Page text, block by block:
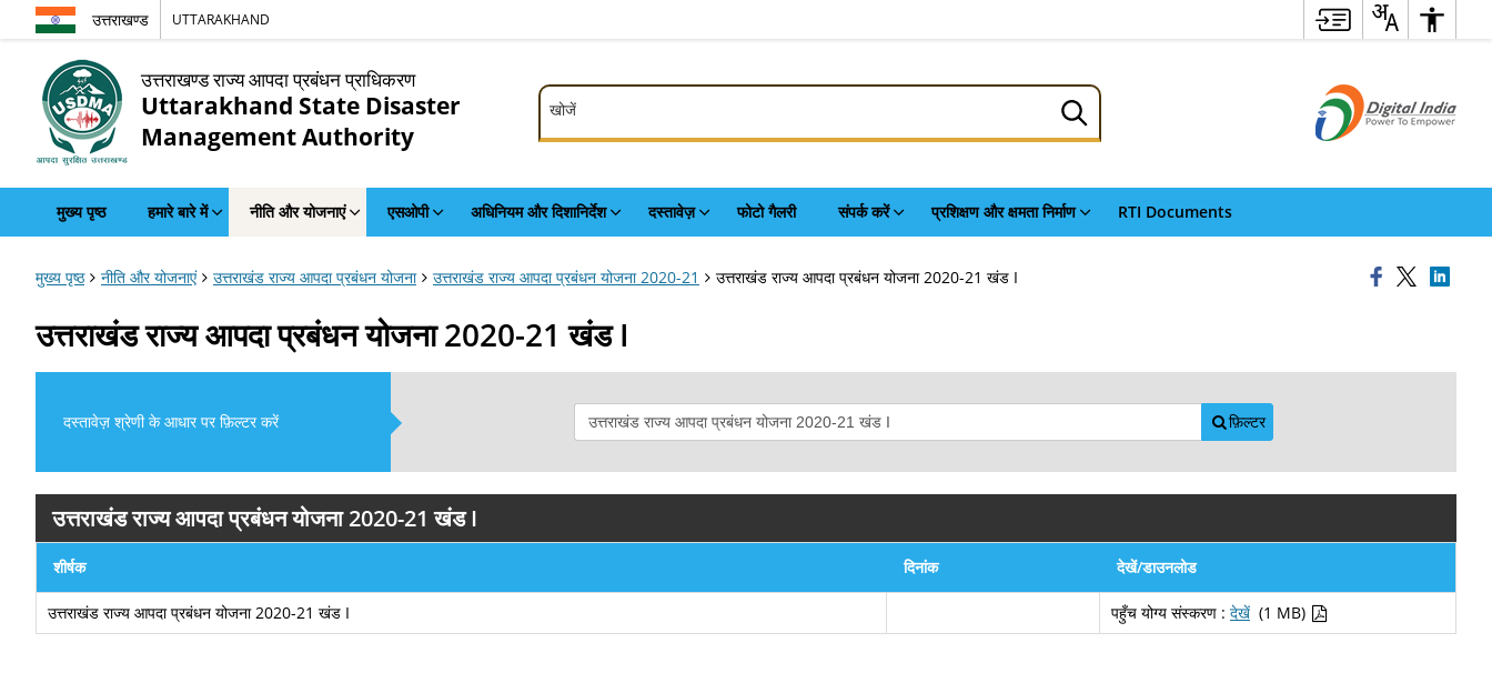
उत्तराखण्ड UTTARAKHAND
उत्तराखण्ड राज्य आपदा प्रबंधन प्राधिकरण
Uttarakhand State Disaster
Management Authority
खोजें
खोजें
मुख्य पृष्ठ हमारे बारे में नीति और योजनाएं एसओपी अधिनियम और दिशानिर्देश दस्तावेज़ फोटो गैलरी संपर्क करें प्रशिक्षण और क्षमता निर्माण RTI Documents
मुख्य पृष्ठ नीति और योजनाएं उत्तराखंड राज्य आपदा प्रबंधन योजना उत्तराखंड राज्य आपदा प्रबंधन योजना 2020-21 उत्तराखंड राज्य आपदा प्रबंधन योजना 2020-21 खंड I
उत्तराखंड राज्य आपदा प्रबंधन योजना 2020-21 खंड I
दस्तावेज़ श्रेणी के आधार पर फ़िल्टर करें फ़िल्टर
उत्तराखंड राज्य आपदा प्रबंधन योजना 2020-21 खंड I
शीर्षक दिनांक देखें/डाउनलोड
उत्तराखंड राज्य आपदा प्रबंधन योजना 2020-21 खंड I पहुँच योग्य संस्करण : देखें (1 MB)